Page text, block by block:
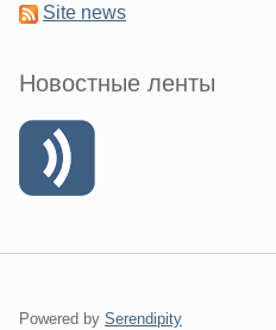
Site news
Новостные ленты
Powered by Serendipity